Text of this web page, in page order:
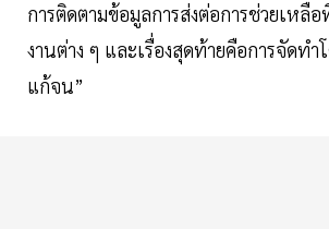
การติดตามข้อมูลการส่งต่อการช่วยเหลื
งานต่าง ๆ และเรื่องสุดท้ายคือการจัดทำ
แก้จน”